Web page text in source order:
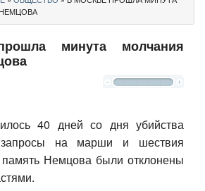
минута молчания
40 дней со дня убийства
на марши и шествия
Немцова были отклонены